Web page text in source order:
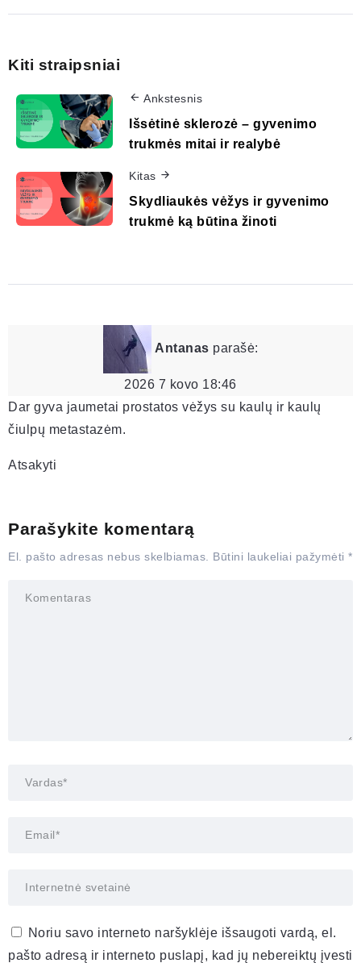
Kiti straipsniai
Ankstesnis
Išsėtinė sklerozė – gyvenimo
trukmės mitai ir realybė
Kitas
Skydliaukės vėžys ir gyvenimo
trukmė ką būtina žinoti
Antanas parašė:
2026 7 kovo 18:46
Dar gyva jaumetai prostatos vėžys su kaulų ir kaulų
čiulpų metastazėm.
Atsakyti
Parašykite komentarą
El. pašto adresas nebus skelbiamas. Būtini laukeliai pažymėti *
Noriu savo interneto naršyklėje išsaugoti vardą, el.
pašto adresą ir interneto puslapį, kad jų nebereiktų įvesti